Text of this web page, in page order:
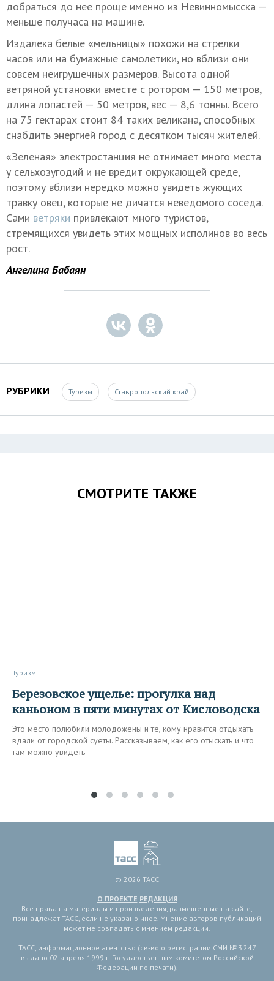
добраться до нее проще именно из Невинномысска —
меньше получаса на машине.
Издалека белые «мельницы» похожи на стрелки
часов или на бумажные самолетики, но вблизи они
совсем неигрушечных размеров. Высота одной
ветряной установки вместе с ротором — 150 метров,
длина лопастей — 50 метров, вес — 8,6 тонны. Всего
на 75 гектарах стоит 84 таких великана, способных
снабдить энергией город с десятком тысяч жителей.
«Зеленая» электростанция не отнимает много места
у сельхозугодий и не вредит окружающей среде,
поэтому вблизи нередко можно увидеть жующих
травку овец, которые не дичатся неведомого соседа.
Сами ветряки привлекают много туристов,
стремящихся увидеть этих мощных исполинов во весь
рост.
Ангелина Бабаян
РУБРИКИ Туризм Ставропольский край
СМОТРИТЕ ТАКЖЕ
Туризм
Березовское ущелье: прогулка над
каньоном в пяти минутах от Кисловодска
Это место полюбили молодожены и те, кому нравится отдыхать
вдали от городской суеты. Рассказываем, как его отыскать и что
там можно увидеть
© 2026 ТАСС
О ПРОЕКТЕ РЕДАКЦИЯ
Все права на материалы и произведения, размещенные на сайте,
принадлежат ТАСС, если не указано иное. Мнение авторов публикаций
может не совпадать с мнением редакции.
ТАСС, информационное агентство (св-во о регистрации СМИ № 3 247
выдано 02 апреля 1999 г. Государственным комитетом Российской
Федерации по печати).